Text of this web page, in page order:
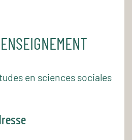
en sciences sociales